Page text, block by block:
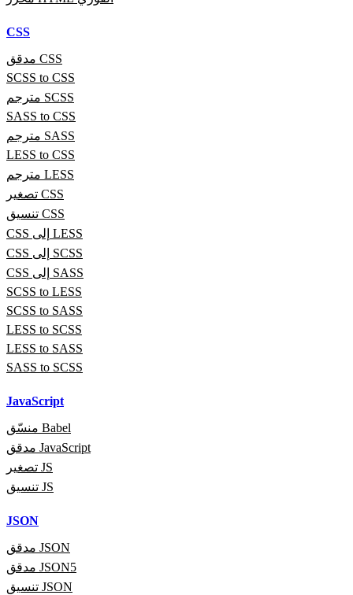
CSS
مدقق CSS
SCSS to CSS
مترجم SCSS
SASS to CSS
مترجم SASS
LESS to CSS
مترجم LESS
تصغير CSS
تنسيق CSS
CSS إلى LESS
CSS إلى SCSS
CSS إلى SASS
SCSS to LESS
SCSS to SASS
LESS to SCSS
LESS to SASS
SASS to SCSS
JavaScript
منسّق Babel
مدقق JavaScript
تصغير JS
تنسيق JS
JSON
مدقق JSON
مدقق JSON5
تنسيق JSON